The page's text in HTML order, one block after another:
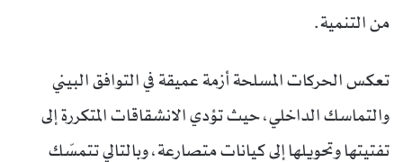
من التنمية.
تعكس الحركات المسلحة أزمة عميقة في التوافق البيني
والتماسك الداخلي، حيث تؤدي الانشقاقات المتكررة إلى
تفتيتها وتحويلها إلى كيانات متصارعة، وبالتالي تتمسّك